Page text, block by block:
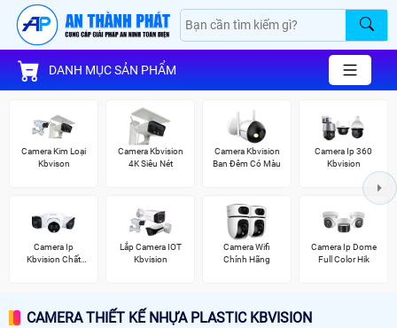
DANH MỤC SẢN PHẨM
Camera Kim Loại
Kbvison
Camera Kbvision
4K Siêu Nét
Camera Kbvision
Ban Đêm Có Màu
Camera Ip 360
Kbvision
Camera Ip
Kbvision Chất
Lắp Camera IOT
Kbvision
Camera Wifi
Chính Hãng
Camera Ip Dome
Full Color Hik
CAMERA THIẾT KẾ NHỰA PLASTIC KBVISION